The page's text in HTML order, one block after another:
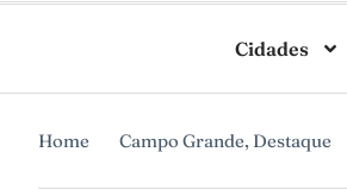
Cidades
Home Campo Grande, Destaque